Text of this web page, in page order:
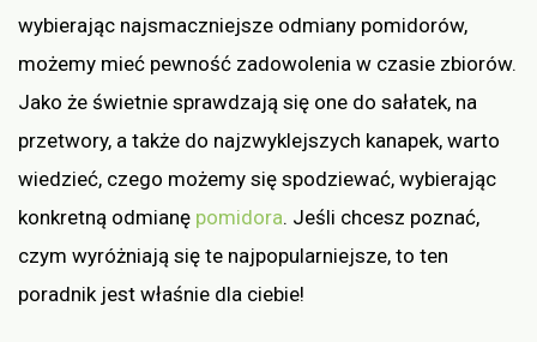
wybierając najsmaczniejsze odmiany pomidorów,
możemy mieć pewność zadowolenia w czasie zbiorów.
Jako że świetnie sprawdzają się one do sałatek, na
przetwory, a także do najzwyklejszych kanapek, warto
wiedzieć, czego możemy się spodziewać, wybierając
konkretną odmianę pomidora. Jeśli chcesz poznać,
czym wyróżniają się te najpopularniejsze, to ten
poradnik jest właśnie dla ciebie!